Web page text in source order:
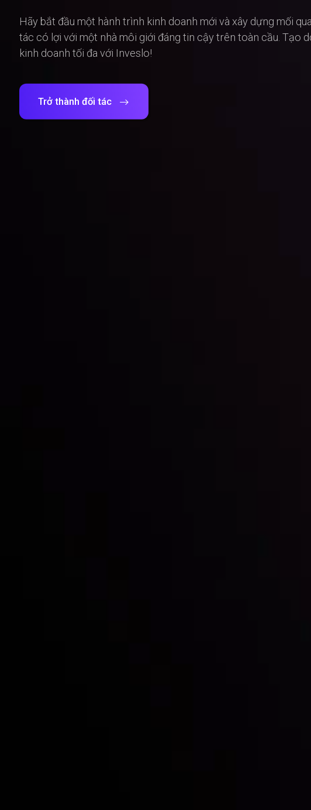
Hãy bắt đầu một hành trình kinh doanh mới và xây dựng mối
tác có lợi với một nhà môi giới đáng tin cậy trên toàn cầu. Tạo
kinh doanh tối đa với Inveslo!
Trở thành đối tác